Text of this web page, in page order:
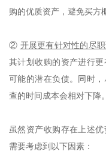
购的优质资产，避免买方
② 开展更有针对性的尽
其计划收购的资产进行
可能的潜在负债。同时
查的时间成本会相对下降。
虽然资产收购存在上述
需要考虑到以下因素：